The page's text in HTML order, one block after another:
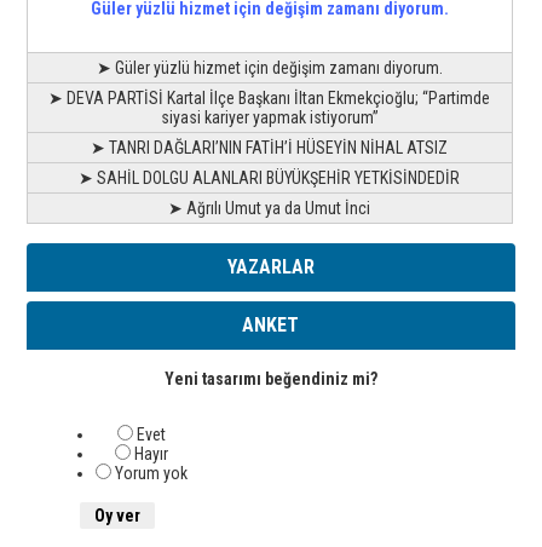
Güler yüzlü hizmet için değişim zamanı diyorum.
➤ Güler yüzlü hizmet için değişim zamanı diyorum.
➤ DEVA PARTİSİ Kartal İlçe Başkanı İltan Ekmekçioğlu; “Partimde
siyasi kariyer yapmak istiyorum”
➤ TANRI DAĞLARI’NIN FATİH’İ HÜSEYİN NİHAL ATSIZ
➤ SAHİL DOLGU ALANLARI BÜYÜKŞEHİR YETKİSİNDEDİR
➤ Ağrılı Umut ya da Umut İnci
YAZARLAR
ANKET
Yeni tasarımı beğendiniz mi?
Evet
Hayır
Yorum yok